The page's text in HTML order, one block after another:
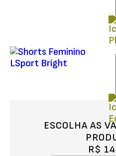
ESCOLHA AS
R$